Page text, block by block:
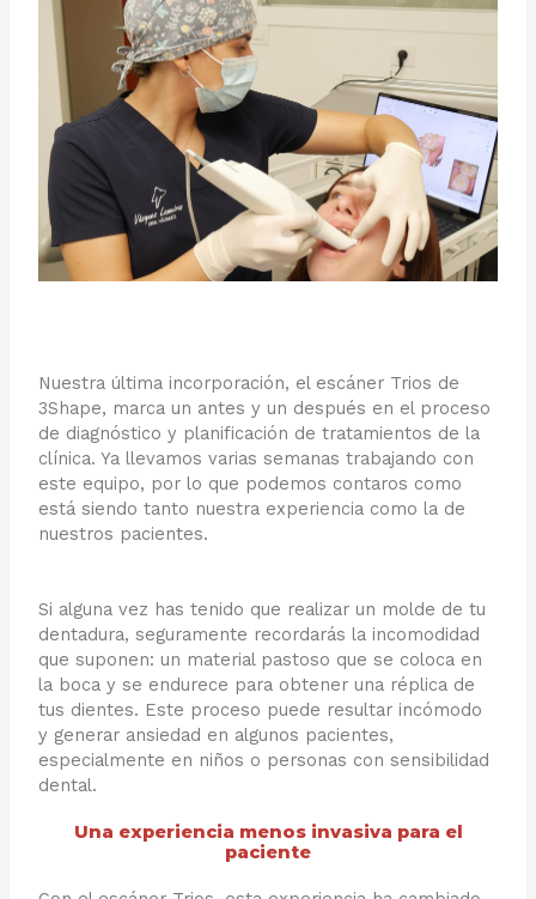
Nuestra última incorporación, el escáner Trios de
3Shape, marca un antes y un después en el proceso
de diagnóstico y planificación de tratamientos de la
clínica. Ya llevamos varias semanas trabajando con
este equipo, por lo que podemos contaros como
está siendo tanto nuestra experiencia como la de
nuestros pacientes.
Si alguna vez has tenido que realizar un molde de tu
dentadura, seguramente recordarás la incomodidad
que suponen: un material pastoso que se coloca en
la boca y se endurece para obtener una réplica de
tus dientes. Este proceso puede resultar incómodo
y generar ansiedad en algunos pacientes,
especialmente en niños o personas con sensibilidad
dental.
Una experiencia menos invasiva para el
paciente